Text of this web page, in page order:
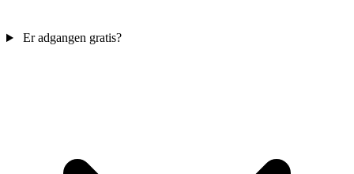
Er adgangen gratis?